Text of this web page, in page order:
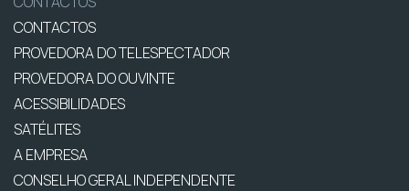
CONTACTOS
PROVEDORA DO TELESPECTADOR
PROVEDORA DO OUVINTE
ACESSIBILIDADES
SATÉLITES
A EMPRESA
CONSELHO GERAL INDEPENDENTE